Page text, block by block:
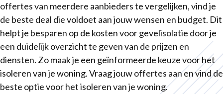
offertes van meerdere aanbieders te vergelijken, vind je
de beste deal die voldoet aan jouw wensen en budget. Dit
helpt je besparen op de kosten voor gevelisolatie door je
een duidelijk overzicht te geven van de prijzen en
diensten. Zo maak je een geïnformeerde keuze voor het
isoleren van je woning. Vraag jouw offertes aan en vind de
beste optie voor het isoleren van je woning.